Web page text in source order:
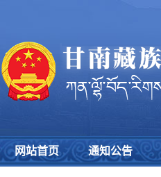
网站首页 通知公告